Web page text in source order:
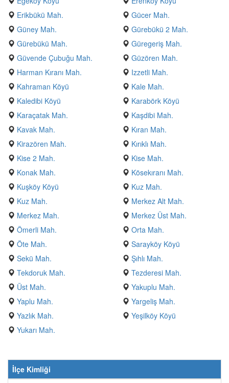
Erikbükü Mah.
Gücer Mah.
Güney Mah.
Gürebükü 2 Mah.
Gürebükü Mah.
Güregeriş Mah.
Güvende Çubuğu Mah.
Güzören Mah.
Harman Kıranı Mah.
Izzetli Mah.
Kahraman Köyü
Kale Mah.
Kaledibi Köyü
Karabörk Köyü
Karaçatak Mah.
Kaşdibi Mah.
Kavak Mah.
Kıran Mah.
Kirazören Mah.
Kırıklı Mah.
Kise 2 Mah.
Kise Mah.
Konak Mah.
Kösekıranı Mah.
Kuşköy Köyü
Kuz Mah.
Kuz Mah.
Merkez Alt Mah.
Merkez Mah.
Merkez Üst Mah.
Ömerli Mah.
Orta Mah.
Öte Mah.
Sarayköy Köyü
Sekü Mah.
Şıhlı Mah.
Tekdoruk Mah.
Tezderesi Mah.
Üst Mah.
Yakuplu Mah.
Yaplu Mah.
Yargeliş Mah.
Yazlık Mah.
Yeşilköy Köyü
Yukarı Mah.
İlçe Kimliği